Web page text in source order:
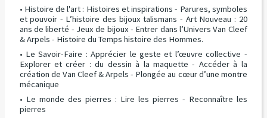
• Histoire de l'art : Histoires et inspirations - Parures, symboles
et pouvoir - L’histoire des bijoux talismans - Art Nouveau : 20
ans de liberté - Jeux de bijoux - Entrer dans l’Univers Van Cleef
& Arpels - Histoire du Temps histoire des Hommes.
• Le Savoir-Faire : Apprécier le geste et l’œuvre collective -
Explorer et créer : du dessin à la maquette - Accéder à la
création de Van Cleef & Arpels - Plongée au cœur d’une montre
mécanique
• Le monde des pierres : Lire les pierres - Reconnaître les
pierres